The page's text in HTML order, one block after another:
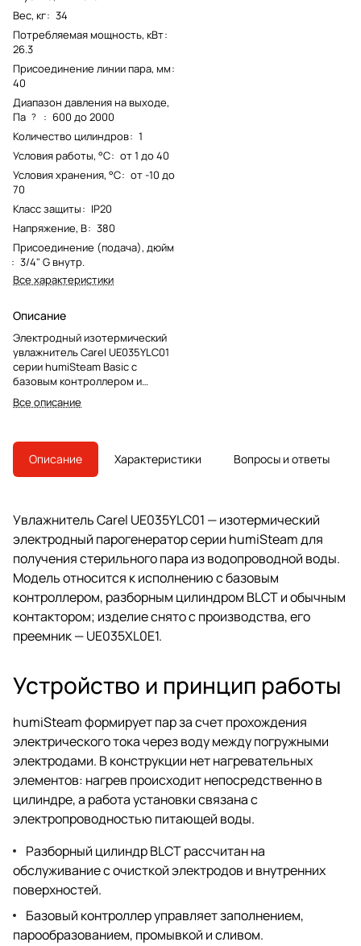
Вес, кг: 34
Потребляемая мощность, кВт:
26.3
Присоединение линии пара, мм:
40
Диапазон давления на выходе,
Па ? : 600 до 2000
Количество цилиндров: 1
Условия работы, °С: от 1 до 40
Условия хранения, °С: от -10 до
70
Класс защиты: IP20
Напряжение, В: 380
Присоединение (подача), дюйм
: 3/4" G внутр.
Все характеристики
Описание
Электродный изотермический
увлажнитель Carel UE035YLC01
серии humiSteam Basic с
базовым контроллером и
разборным цилиндром BLCT.
Модель снята с производства,
Все описание
Описание Характеристики Вопросы и ответы
Увлажнитель Carel UE035YLC01 — изотермический
электродный парогенератор серии humiSteam для
получения стерильного пара из водопроводной воды.
Модель относится к исполнению с базовым
контроллером, разборным цилиндром BLCT и обычным
контактором; изделие снято с производства, его
преемник — UE035XL0E1.
Устройство и принцип работы
humiSteam формирует пар за счет прохождения
электрического тока через воду между погружными
электродами. В конструкции нет нагревательных
элементов: нагрев происходит непосредственно в
цилиндре, а работа установки связана с
электропроводностью питающей воды.
Разборный цилиндр BLCT рассчитан на
обслуживание с очисткой электродов и внутренних
поверхностей.
Базовый контроллер управляет заполнением,
парообразованием, промывкой и сливом.